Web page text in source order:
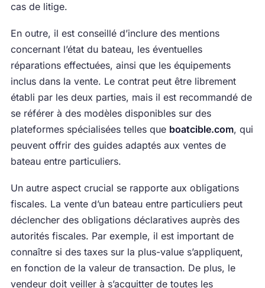
cas de litige.
En outre, il est conseillé d’inclure des mentions
concernant l’état du bateau, les éventuelles
réparations effectuées, ainsi que les équipements
inclus dans la vente. Le contrat peut être librement
établi par les deux parties, mais il est recommandé de
se référer à des modèles disponibles sur des
plateformes spécialisées telles que boatcible.com, qui
peuvent offrir des guides adaptés aux ventes de
bateau entre particuliers.
Un autre aspect crucial se rapporte aux obligations
fiscales. La vente d’un bateau entre particuliers peut
déclencher des obligations déclaratives auprès des
autorités fiscales. Par exemple, il est important de
connaître si des taxes sur la plus-value s’appliquent,
en fonction de la valeur de transaction. De plus, le
vendeur doit veiller à s’acquitter de toutes les